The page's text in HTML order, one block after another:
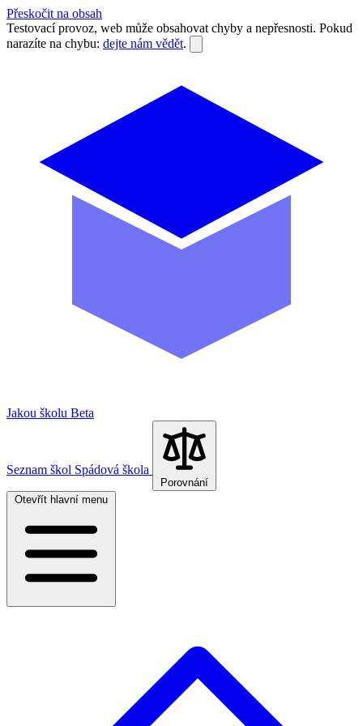
Přeskočit na obsah
Testovací provoz, web může obsahovat chyby a nepřesnosti. Pokud
narazíte na chybu: dejte nám vědět.
Jakou školu Beta
Seznam škol Spádová škola
Porovnání
Otevřít hlavní menu